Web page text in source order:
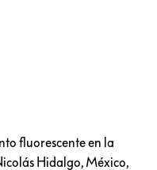
fluorescente en la
Hidalgo, México,